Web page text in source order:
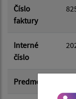
Dátum od:
Dátum do:
Suma od:
Číslo
faktury
Interné
číslo
Predmet